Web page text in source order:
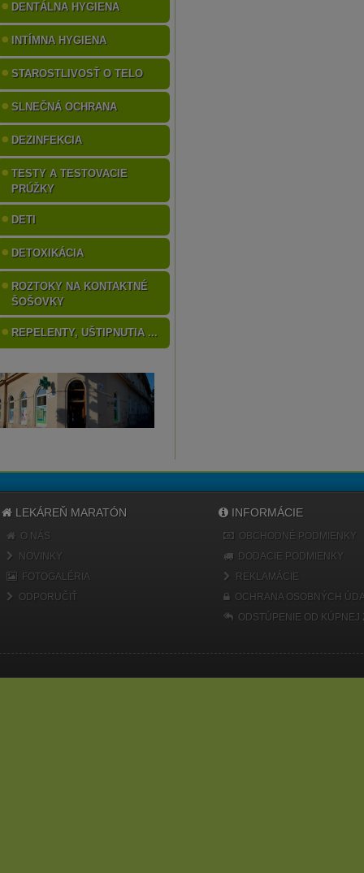
DENTÁLNA HYGIENA
INTÍMNA HYGIENA
STAROSTLIVOSŤ O TELO
SLNEČNÁ OCHRANA
DEZINFEKCIA
TESTY A TESTOVACIE
PRÚŽKY
DETI
DETOXIKÁCIA
ROZTOKY NA KONTAKTNÉ
ŠOŠOVKY
REPELENTY, UŠTIPNUTIA ...
LEKÁREŇ MARATÓN
O NÁS
NOVINKY
FOTOGALÉRIA
ODPORUČIŤ
INFORMÁCIE
OBCHODNÉ PODMIENKY
DODACIE PODMIENKY
REKLAMÁCIE
OCHRANA OSOBNÝCH
ODSTÚPENIE OD KÚPNEJ